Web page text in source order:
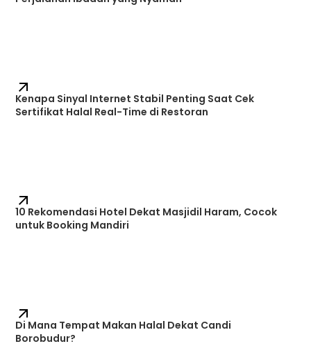
Kenapa Sinyal Internet Stabil Penting Saat Cek
Sertifikat Halal Real-Time di Restoran
10 Rekomendasi Hotel Dekat Masjidil Haram, Cocok
untuk Booking Mandiri
Di Mana Tempat Makan Halal Dekat Candi
Borobudur?